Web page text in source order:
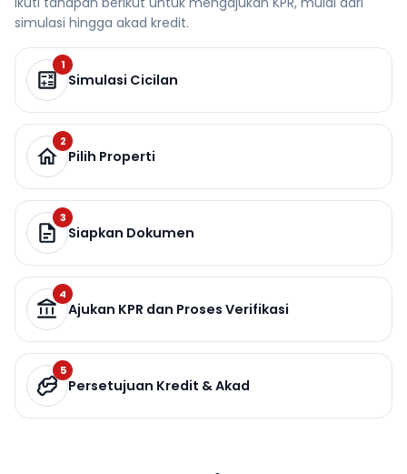
simulasi hingga akad kredit.
1
Simulasi Cicilan
2
Pilih Properti
3
Siapkan Dokumen
4
Ajukan KPR dan Proses Verifikasi
5
Persetujuan Kredit & Akad